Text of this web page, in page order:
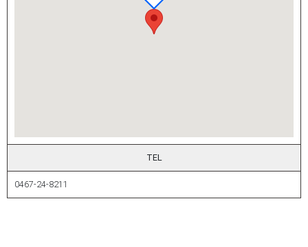
TEL
0467-24-8211